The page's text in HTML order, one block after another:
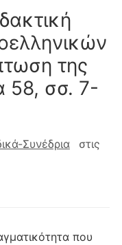
της
58, σσ. 7-
Συνέδρια στις
που